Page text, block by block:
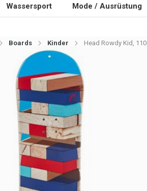
Wassersport Mode / Ausrüstung
Boards Kinder Head Rowdy Kid, 110